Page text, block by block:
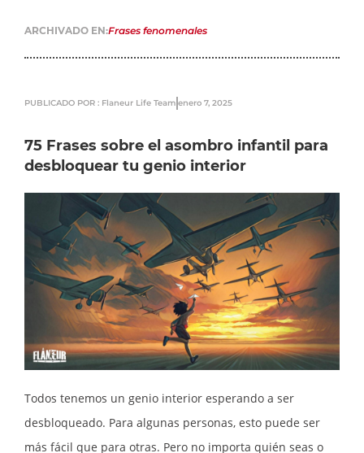
ARCHIVADO EN:Frases fenomenales
PUBLICADO POR : Flaneur Life Team enero 7, 2025
75 Frases sobre el asombro infantil para
desbloquear tu genio interior
Todos tenemos un genio interior esperando a ser
desbloqueado. Para algunas personas, esto puede ser
más fácil que para otras. Pero no importa quién seas o